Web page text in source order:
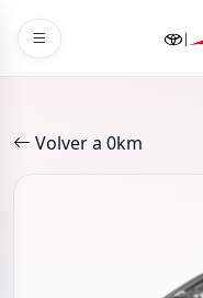
Volver a 0km